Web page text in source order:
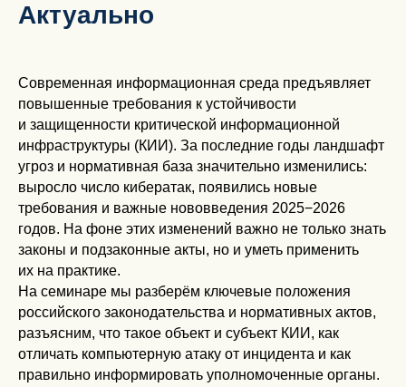
Актуально
Современная информационная среда предъявляет
повышенные требования к устойчивости
и защищенности критической информационной
инфраструктуры (КИИ). За последние годы ландшафт
угроз и нормативная база значительно изменились:
выросло число кибератак, появились новые
требования и важные нововведения 2025−2026
годов. На фоне этих изменений важно не только знать
законы и подзаконные акты, но и уметь применить
их на практике.
На семинаре мы разберём ключевые положения
российского законодательства и нормативных актов,
разъясним, что такое объект и субъект КИИ, как
отличать компьютерную атаку от инцидента и как
правильно информировать уполномоченные органы.